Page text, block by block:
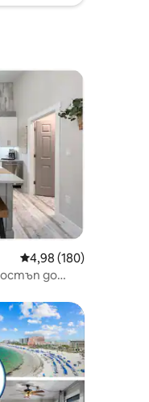
Средна оценка: 4,98
4,98 (180)
до
гостите